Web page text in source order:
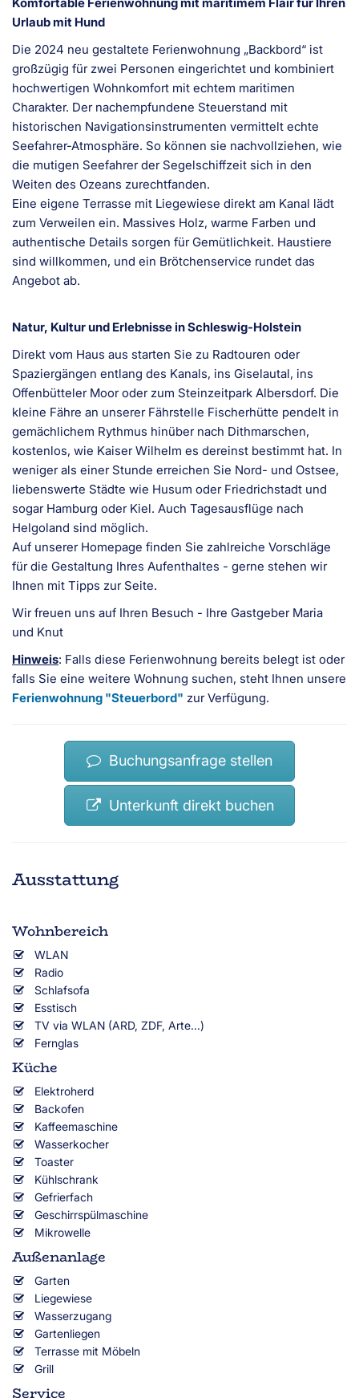
Urlaub mit Hund
Die 2024 neu gestaltete Ferienwohnung „Backbord“ ist
großzügig für zwei Personen eingerichtet und kombiniert
hochwertigen Wohnkomfort mit echtem maritimen
Charakter. Der nachempfundene Steuerstand mit
historischen Navigationsinstrumenten vermittelt echte
Seefahrer-Atmosphäre. So können sie nachvollziehen, wie
die mutigen Seefahrer der Segelschiffzeit sich in den
Weiten des Ozeans zurechtfanden.
Eine eigene Terrasse mit Liegewiese direkt am Kanal lädt
zum Verweilen ein. Massives Holz, warme Farben und
authentische Details sorgen für Gemütlichkeit. Haustiere
sind willkommen, und ein Brötchenservice rundet das
Angebot ab.
Natur, Kultur und Erlebnisse in Schleswig-Holstein
Direkt vom Haus aus starten Sie zu Radtouren oder
Spaziergängen entlang des Kanals, ins Giselautal, ins
Offenbütteler Moor oder zum Steinzeitpark Albersdorf. Die
kleine Fähre an unserer Fährstelle Fischerhütte pendelt in
gemächlichem Rythmus hinüber nach Dithmarschen,
kostenlos, wie Kaiser Wilhelm es dereinst bestimmt hat. In
weniger als einer Stunde erreichen Sie Nord- und Ostsee,
liebenswerte Städte wie Husum oder Friedrichstadt und
sogar Hamburg oder Kiel. Auch Tagesausflüge nach
Helgoland sind möglich.
Auf unserer Homepage finden Sie zahlreiche Vorschläge
für die Gestaltung Ihres Aufenthaltes - gerne stehen wir
Ihnen mit Tipps zur Seite.
Wir freuen uns auf Ihren Besuch - Ihre Gastgeber Maria
und Knut
Hinweis: Falls diese Ferienwohnung bereits belegt ist oder
falls Sie eine weitere Wohnung suchen, steht Ihnen unsere
Ferienwohnung "Steuerbord" zur Verfügung.
Buchungsanfrage stellen
Unterkunft direkt buchen
Ausstattung
Wohnbereich
WLAN
Radio
Schlafsofa
Esstisch
TV via WLAN (ARD, ZDF, Arte...)
Fernglas
Küche
Elektroherd
Backofen
Kaffeemaschine
Wasserkocher
Toaster
Kühlschrank
Gefrierfach
Geschirrspülmaschine
Mikrowelle
Außenanlage
Garten
Liegewiese
Wasserzugang
Gartenliegen
Terrasse mit Möbeln
Grill
Service